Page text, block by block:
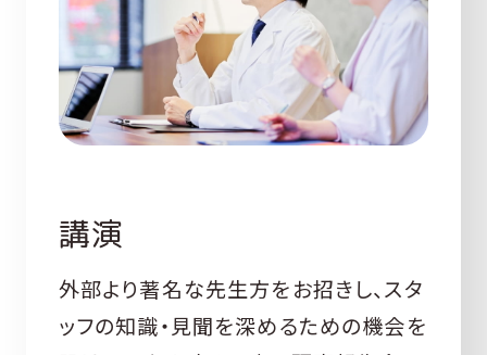
講演
外部より著名な先生方をお招きし、スタ
ッフの知識・見聞を深めるための機会を